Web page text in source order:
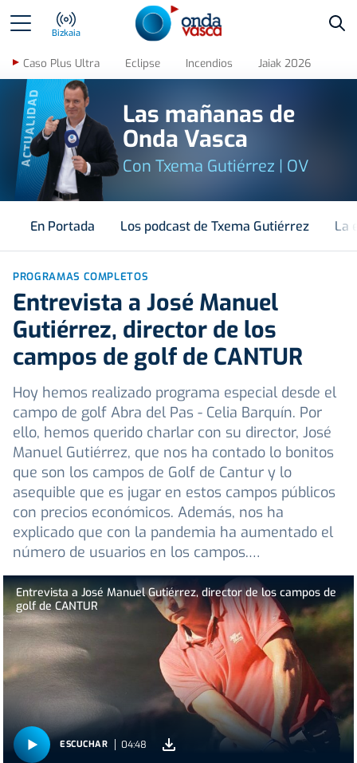
Bizkaia
Caso Plus Ultra Eclipse Incendios Jaiak 2026
ACTUALIDAD
Las mañanas de
Onda Vasca
Con Txema Gutiérrez | OV
En Portada Los podcast de Txema Gutiérrez La
PROGRAMAS COMPLETOS
Entrevista a José Manuel
Gutiérrez, director de los
campos de golf de CANTUR
Hoy hemos realizado programa especial desde el
campo de golf Abra del Pas - Celia Barquín. Por
ello, hemos querido charlar con su director, José
Manuel Gutiérrez, que nos ha contado lo bonitos
que son los campos de Golf de Cantur y lo
asequible que es jugar en estos campos públicos
con precios económicos. Además, nos ha
explicado que con la pandemia ha aumentado el
número de usuarios en los campos.…
Entrevista a José Manuel Gutiérrez, director de los campos de
golf de CANTUR
ESCUCHAR 04:48